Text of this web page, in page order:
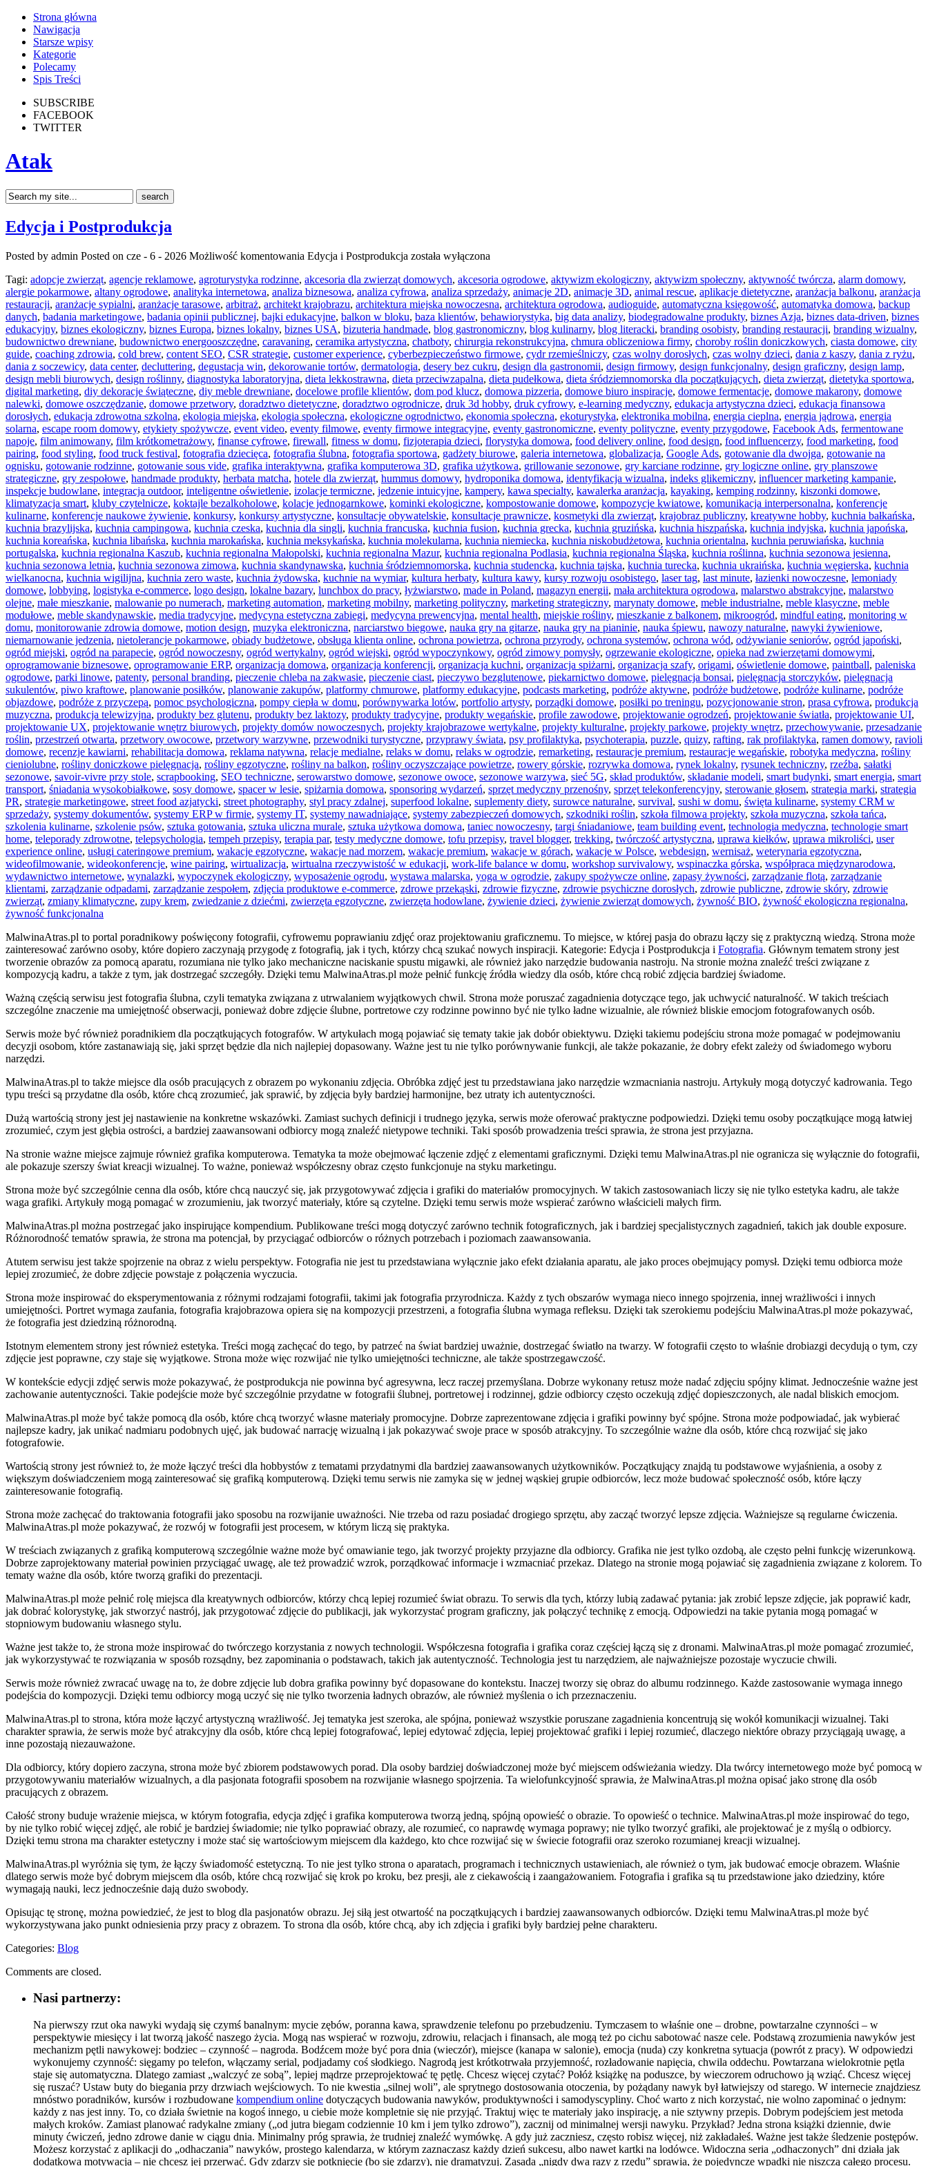
Strona główna
Nawigacja
Starsze wpisy
Kategorie
Polecamy
Spis Treści
SUBSCRIBE
FACEBOOK
TWITTER
Atak
Edycja i Postprodukcja
Posted by admin Posted on cze - 6 - 2026 Możliwość komentowania Edycja i Postprodukcja została wyłączona
Tagi: adopcje zwierząt, agencje reklamowe, agroturystyka rodzinne, akcesoria dla zwierząt domowych, akcesoria ogrodowe, aktywizm ekologiczny, aktywizm społeczny, aktywność twórcza, alarm domowy,
alergie pokarmowe, altany ogrodowe, analityka internetowa, analiza biznesowa, analiza cyfrowa, analiza sprzedaży, animacje 2D, animacje 3D, animal rescue, aplikacje dietetyczne, aranżacja balkonu, aranżacja
restauracji, aranżacje sypialni, aranżacje tarasowe, arbitraż, architekt krajobrazu, architektura miejska nowoczesna, architektura ogrodowa, audioguide, automatyczna księgowość, automatyka domowa, backup
danych, badania marketingowe, badania opinii publicznej, bajki edukacyjne, balkon w bloku, baza klientów, behawiorystyka, big data analizy, biodegradowalne produkty, biznes Azja, biznes data-driven, biznes
edukacyjny, biznes ekologiczny, biznes Europa, biznes lokalny, biznes USA, bizuteria handmade, blog gastronomiczny, blog kulinarny, blog literacki, branding osobisty, branding restauracji, branding wizualny,
budownictwo drewniane, budownictwo energooszczędne, caravaning, ceramika artystyczna, chatboty, chirurgia rekonstrukcyjna, chmura obliczeniowa firmy, choroby roślin doniczkowych, ciasta domowe, city
guide, coaching zdrowia, cold brew, content SEO, CSR strategie, customer experience, cyberbezpieczeństwo firmowe, cydr rzemieślniczy, czas wolny dorosłych, czas wolny dzieci, dania z kaszy, dania z ryżu,
dania z soczewicy, data center, decluttering, degustacja win, dekorowanie tortów, dermatologia, desery bez cukru, design dla gastronomii, design firmowy, design funkcjonalny, design graficzny, design lamp,
design mebli biurowych, design roślinny, diagnostyka laboratoryjna, dieta lekkostrawna, dieta przeciwzapalna, dieta pudełkowa, dieta śródziemnomorska dla początkujących, dieta zwierząt, dietetyka sportowa,
digital marketing, diy dekoracje świąteczne, diy meble drewniane, docelowe profile klientów, dom pod klucz, domowa pizzeria, domowe biuro inspiracje, domowe fermentacje, domowe makarony, domowe
nalewki, domowe oszczędzanie, domowe przetwory, doradztwo dietetyczne, doradztwo ogrodnicze, druk 3d hobby, druk cyfrowy, e-learning medyczny, edukacja artystyczna dzieci, edukacja finansowa
dorosłych, edukacja zdrowotna szkolna, ekologia miejska, ekologia społeczna, ekologiczne ogrodnictwo, ekonomia społeczna, ekoturystyka, elektronika mobilna, energia cieplna, energia jądrowa, energia
solarna, escape room domowy, etykiety spożywcze, event video, eventy filmowe, eventy firmowe integracyjne, eventy gastronomiczne, eventy polityczne, eventy przygodowe, Facebook Ads, fermentowane
napoje, film animowany, film krótkometrażowy, finanse cyfrowe, firewall, fitness w domu, fizjoterapia dzieci, florystyka domowa, food delivery online, food design, food influencerzy, food marketing, food
pairing, food styling, food truck festival, fotografia dziecięca, fotografia ślubna, fotografia sportowa, gadżety biurowe, galeria internetowa, globalizacja, Google Ads, gotowanie dla dwojga, gotowanie na
ognisku, gotowanie rodzinne, gotowanie sous vide, grafika interaktywna, grafika komputerowa 3D, grafika użytkowa, grillowanie sezonowe, gry karciane rodzinne, gry logiczne online, gry planszowe
strategiczne, gry zespołowe, handmade produkty, herbata matcha, hotele dla zwierząt, hummus domowy, hydroponika domowa, identyfikacja wizualna, indeks glikemiczny, influencer marketing kampanie,
inspekcje budowlane, integracja outdoor, inteligentne oświetlenie, izolacje termiczne, jedzenie intuicyjne, kampery, kawa specialty, kawalerka aranżacja, kayaking, kemping rodzinny, kiszonki domowe,
klimatyzacja smart, kluby czytelnicze, koktajle bezalkoholowe, kolacje jednogarnkowe, kominki ekologiczne, kompostowanie domowe, kompozycje kwiatowe, komunikacja interpersonalna, konferencje
kulinarne, konferencje naukowe żywienie, konkursy, konkursy artystyczne, konsultacje obywatelskie, konsultacje prawnicze, kosmetyki dla zwierząt, krajobraz publiczny, kreatywne hobby, kuchnia bałkańska,
kuchnia brazylijska, kuchnia campingowa, kuchnia czeska, kuchnia dla singli, kuchnia francuska, kuchnia fusion, kuchnia grecka, kuchnia gruzińska, kuchnia hiszpańska, kuchnia indyjska, kuchnia japońska,
kuchnia koreańska, kuchnia libańska, kuchnia marokańska, kuchnia meksykańska, kuchnia molekularna, kuchnia niemiecka, kuchnia niskobudżetowa, kuchnia orientalna, kuchnia peruwiańska, kuchnia
portugalska, kuchnia regionalna Kaszub, kuchnia regionalna Małopolski, kuchnia regionalna Mazur, kuchnia regionalna Podlasia, kuchnia regionalna Śląska, kuchnia roślinna, kuchnia sezonowa jesienna,
kuchnia sezonowa letnia, kuchnia sezonowa zimowa, kuchnia skandynawska, kuchnia śródziemnomorska, kuchnia studencka, kuchnia tajska, kuchnia turecka, kuchnia ukraińska, kuchnia węgierska, kuchnia
wielkanocna, kuchnia wigilijna, kuchnia zero waste, kuchnia żydowska, kuchnie na wymiar, kultura herbaty, kultura kawy, kursy rozwoju osobistego, laser tag, last minute, łazienki nowoczesne, lemoniady
domowe, lobbying, logistyka e-commerce, logo design, lokalne bazary, lunchbox do pracy, łyżwiarstwo, made in Poland, magazyn energii, mała architektura ogrodowa, malarstwo abstrakcyjne, malarstwo
olejne, małe mieszkanie, malowanie po numerach, marketing automation, marketing mobilny, marketing polityczny, marketing strategiczny, marynaty domowe, meble industrialne, meble klasyczne, meble
modułowe, meble skandynawskie, media tradycyjne, medycyna estetyczna zabiegi, medycyna prewencyjna, mental health, miejskie rośliny, mieszkanie z balkonem, mikroogród, mindful eating, monitoring w
domu, monitorowanie zdrowia domowe, motion design, muzyka elektroniczna, narciarstwo biegowe, nauka gry na gitarze, nauka gry na pianinie, nauka śpiewu, nawozy naturalne, nawyki żywieniowe,
niemarnowanie jedzenia, nietolerancje pokarmowe, obiady budżetowe, obsługa klienta online, ochrona powietrza, ochrona przyrody, ochrona systemów, ochrona wód, odżywianie seniorów, ogród japoński,
ogród miejski, ogród na parapecie, ogród nowoczesny, ogród wertykalny, ogród wiejski, ogród wypoczynkowy, ogród zimowy pomysły, ogrzewanie ekologiczne, opieka nad zwierzętami domowymi,
oprogramowanie biznesowe, oprogramowanie ERP, organizacja domowa, organizacja konferencji, organizacja kuchni, organizacja spiżarni, organizacja szafy, origami, oświetlenie domowe, paintball, paleniska
ogrodowe, parki linowe, patenty, personal branding, pieczenie chleba na zakwasie, pieczenie ciast, pieczywo bezglutenowe, piekarnictwo domowe, pielęgnacja bonsai, pielęgnacja storczyków, pielęgnacja
sukulentów, piwo kraftowe, planowanie posiłków, planowanie zakupów, platformy chmurowe, platformy edukacyjne, podcasts marketing, podróże aktywne, podróże budżetowe, podróże kulinarne, podróże
objazdowe, podróże z przyczepą, pomoc psychologiczna, pompy ciepła w domu, porównywarka lotów, portfolio artysty, porządki domowe, posiłki po treningu, pozycjonowanie stron, prasa cyfrowa, produkcja
muzyczna, produkcja telewizyjna, produkty bez glutenu, produkty bez laktozy, produkty tradycyjne, produkty wegańskie, profile zawodowe, projektowanie ogrodzeń, projektowanie światła, projektowanie UI,
projektowanie UX, projektowanie wnętrz biurowych, projekty domów nowoczesnych, projekty krajobrazowe wertykalne, projekty kulturalne, projekty parkowe, projekty wnętrz, przechowywanie, przesadzanie
roślin, przestrzeń otwarta, przetwory owocowe, przetwory warzywne, przewodniki turystyczne, przyprawy świata, psy profilaktyka, psychoterapia, puzzle, quizy, rafting, rak profilaktyka, ramen domowy, ravioli
domowe, recenzje kawiarni, rehabilitacja domowa, reklama natywna, relacje medialne, relaks w domu, relaks w ogrodzie, remarketing, restauracje premium, restauracje wegańskie, robotyka medyczna, rośliny
cieniolubne, rośliny doniczkowe pielęgnacja, rośliny egzotyczne, rośliny na balkon, rośliny oczyszczające powietrze, rowery górskie, rozrywka domowa, rynek lokalny, rysunek techniczny, rzeźba, sałatki
sezonowe, savoir-vivre przy stole, scrapbooking, SEO techniczne, serowarstwo domowe, sezonowe owoce, sezonowe warzywa, sieć 5G, skład produktów, składanie modeli, smart budynki, smart energia, smart
transport, śniadania wysokobiałkowe, sosy domowe, spacer w lesie, spiżarnia domowa, sponsoring wydarzeń, sprzęt medyczny przenośny, sprzęt telekonferencyjny, sterowanie głosem, strategia marki, strategia
PR, strategie marketingowe, street food azjatycki, street photography, styl pracy zdalnej, superfood lokalne, suplementy diety, surowce naturalne, survival, sushi w domu, święta kulinarne, systemy CRM w
sprzedaży, systemy dokumentów, systemy ERP w firmie, systemy IT, systemy nawadniające, systemy zabezpieczeń domowych, szkodniki roślin, szkoła filmowa projekty, szkoła muzyczna, szkoła tańca,
szkolenia kulinarne, szkolenie psów, sztuka gotowania, sztuka uliczna murale, sztuka użytkowa domowa, taniec nowoczesny, targi śniadaniowe, team building event, technologia medyczna, technologie smart
home, teleporady zdrowotne, telepsychologia, tempeh przepisy, terapia par, testy medyczne domowe, tofu przepisy, travel blogger, trekking, twórczość artystyczna, uprawa kiełków, uprawa mikroliści, user
experience online, usługi cateringowe premium, wakacje egzotyczne, wakacje nad morzem, wakacje premium, wakacje w górach, wakacje w Polsce, webdesign, wernisaż, weterynaria egzotyczna,
wideofilmowanie, wideokonferencje, wine pairing, wirtualizacja, wirtualna rzeczywistość w edukacji, work-life balance w domu, workshop survivalowy, wspinaczka górska, współpraca międzynarodowa,
wydawnictwo internetowe, wynalazki, wypoczynek ekologiczny, wyposażenie ogrodu, wystawa malarska, yoga w ogrodzie, zakupy spożywcze online, zapasy żywności, zarządzanie flotą, zarządzanie
klientami, zarządzanie odpadami, zarządzanie zespołem, zdjęcia produktowe e-commerce, zdrowe przekąski, zdrowie fizyczne, zdrowie psychiczne dorosłych, zdrowie publiczne, zdrowie skóry, zdrowie
zwierząt, zmiany klimatyczne, zupy krem, zwiedzanie z dziećmi, zwierzęta egzotyczne, zwierzęta hodowlane, żywienie dzieci, żywienie zwierząt domowych, żywność BIO, żywność ekologiczna regionalna,
żywność funkcjonalna
MalwinaAtras.pl to portal poradnikowy poświęcony fotografii, cyfrowemu poprawianiu zdjęć oraz projektowaniu graficznemu. To miejsce, w której pasja do obrazu łączy się z praktyczną wiedzą. Strona może
zainteresować zarówno osoby, które dopiero zaczynają przygodę z fotografią, jak i tych, którzy chcą szukać nowych inspiracji. Kategorie: Edycja i Postprodukcja i Fotografia. Głównym tematem strony jest
tworzenie obrazów za pomocą aparatu, rozumiana nie tylko jako mechaniczne naciskanie spustu migawki, ale również jako narzędzie budowania nastroju. Na stronie można znaleźć treści związane z
kompozycją kadru, a także z tym, jak dostrzegać szczegóły. Dzięki temu MalwinaAtras.pl może pełnić funkcję źródła wiedzy dla osób, które chcą robić zdjęcia bardziej świadome.
Ważną częścią serwisu jest fotografia ślubna, czyli tematyka związana z utrwalaniem wyjątkowych chwil. Strona może poruszać zagadnienia dotyczące tego, jak uchwycić naturalność. W takich treściach
szczególne znaczenie ma umiejętność obserwacji, ponieważ dobre zdjęcie ślubne, portretowe czy rodzinne powinno być nie tylko ładne wizualnie, ale również bliskie emocjom fotografowanych osób.
Serwis może być również poradnikiem dla początkujących fotografów. W artykułach mogą pojawiać się tematy takie jak dobór obiektywu. Dzięki takiemu podejściu strona może pomagać w podejmowaniu
decyzji osobom, które zastanawiają się, jaki sprzęt będzie dla nich najlepiej dopasowany. Ważne jest tu nie tylko porównywanie funkcji, ale także pokazanie, że dobry efekt zależy od świadomego wyboru
narzędzi.
MalwinaAtras.pl to także miejsce dla osób pracujących z obrazem po wykonaniu zdjęcia. Obróbka zdjęć jest tu przedstawiana jako narzędzie wzmacniania nastroju. Artykuły mogą dotyczyć kadrowania. Tego
typu treści są przydatne dla osób, które chcą zrozumieć, jak sprawić, by zdjęcia były bardziej harmonijne, bez utraty ich autentyczności.
Dużą wartością strony jest jej nastawienie na konkretne wskazówki. Zamiast suchych definicji i trudnego języka, serwis może oferować praktyczne podpowiedzi. Dzięki temu osoby początkujące mogą łatwiej
zrozumieć, czym jest głębia ostrości, a bardziej zaawansowani odbiorcy mogą znaleźć nietypowe techniki. Taki sposób prowadzenia treści sprawia, że strona jest przyjazna.
Na stronie ważne miejsce zajmuje również grafika komputerowa. Tematyka ta może obejmować łączenie zdjęć z elementami graficznymi. Dzięki temu MalwinaAtras.pl nie ogranicza się wyłącznie do fotografii,
ale pokazuje szerszy świat kreacji wizualnej. To ważne, ponieważ współczesny obraz często funkcjonuje na styku marketingu.
Strona może być szczególnie cenna dla osób, które chcą nauczyć się, jak przygotowywać zdjęcia i grafiki do materiałów promocyjnych. W takich zastosowaniach liczy się nie tylko estetyka kadru, ale także
waga grafiki. Artykuły mogą pomagać w zrozumieniu, jak tworzyć materiały, które są czytelne. Dzięki temu serwis może wspierać zarówno właścicieli małych firm.
MalwinaAtras.pl można postrzegać jako inspirujące kompendium. Publikowane treści mogą dotyczyć zarówno technik fotograficznych, jak i bardziej specjalistycznych zagadnień, takich jak double exposure.
Różnorodność tematów sprawia, że strona ma potencjał, by przyciągać odbiorców o różnych potrzebach i poziomach zaawansowania.
Atutem serwisu jest także spojrzenie na obraz z wielu perspektyw. Fotografia nie jest tu przedstawiana wyłącznie jako efekt działania aparatu, ale jako proces obejmujący pomysł. Dzięki temu odbiorca może
lepiej zrozumieć, że dobre zdjęcie powstaje z połączenia wyczucia.
Strona może inspirować do eksperymentowania z różnymi rodzajami fotografii, takimi jak fotografia przyrodnicza. Każdy z tych obszarów wymaga nieco innego spojrzenia, innej wrażliwości i innych
umiejętności. Portret wymaga zaufania, fotografia krajobrazowa opiera się na kompozycji przestrzeni, a fotografia ślubna wymaga refleksu. Dzięki tak szerokiemu podejściu MalwinaAtras.pl może pokazywać,
że fotografia jest dziedziną różnorodną.
Istotnym elementem strony jest również estetyka. Treści mogą zachęcać do tego, by patrzeć na świat bardziej uważnie, dostrzegać światło na twarzy. W fotografii często to właśnie drobiazgi decydują o tym, czy
zdjęcie jest poprawne, czy staje się wyjątkowe. Strona może więc rozwijać nie tylko umiejętności techniczne, ale także spostrzegawczość.
W kontekście edycji zdjęć serwis może pokazywać, że postprodukcja nie powinna być agresywna, lecz raczej przemyślana. Dobrze wykonany retusz może nadać zdjęciu spójny klimat. Jednocześnie ważne jest
zachowanie autentyczności. Takie podejście może być szczególnie przydatne w fotografii ślubnej, portretowej i rodzinnej, gdzie odbiorcy często oczekują zdjęć dopieszczonych, ale nadal bliskich emocjom.
MalwinaAtras.pl może być także pomocą dla osób, które chcą tworzyć własne materiały promocyjne. Dobrze zaprezentowane zdjęcia i grafiki powinny być spójne. Strona może podpowiadać, jak wybierać
najlepsze kadry, jak unikać nadmiaru podobnych ujęć, jak budować narrację wizualną i jak pokazywać swoje prace w sposób atrakcyjny. To szczególnie ważne dla osób, które chcą rozwijać się jako
fotografowie.
Wartością strony jest również to, że może łączyć treści dla hobbystów z tematami przydatnymi dla bardziej zaawansowanych użytkowników. Początkujący znajdą tu podstawowe wyjaśnienia, a osoby z
większym doświadczeniem mogą zainteresować się grafiką komputerową. Dzięki temu serwis nie zamyka się w jednej wąskiej grupie odbiorców, lecz może budować społeczność osób, które łączy
zainteresowanie fotografią.
Strona może zachęcać do traktowania fotografii jako sposobu na rozwijanie uważności. Nie trzeba od razu posiadać drogiego sprzętu, aby zacząć tworzyć lepsze zdjęcia. Ważniejsze są regularne ćwiczenia.
MalwinaAtras.pl może pokazywać, że rozwój w fotografii jest procesem, w którym liczą się praktyka.
W treściach związanych z grafiką komputerową szczególnie ważne może być omawianie tego, jak tworzyć projekty przyjazne dla odbiorcy. Grafika nie jest tylko ozdobą, ale często pełni funkcję wizerunkową.
Dobrze zaprojektowany materiał powinien przyciągać uwagę, ale też prowadzić wzrok, porządkować informacje i wzmacniać przekaz. Dlatego na stronie mogą pojawiać się zagadnienia związane z kolorem. To
tematy ważne dla osób, które tworzą grafiki do prezentacji.
MalwinaAtras.pl może pełnić rolę miejsca dla kreatywnych odbiorców, którzy chcą lepiej rozumieć świat obrazu. To serwis dla tych, którzy lubią zadawać pytania: jak zrobić lepsze zdjęcie, jak poprawić kadr,
jak dobrać kolorystykę, jak stworzyć nastrój, jak przygotować zdjęcie do publikacji, jak wykorzystać program graficzny, jak połączyć technikę z emocją. Odpowiedzi na takie pytania mogą pomagać w
stopniowym budowaniu własnego stylu.
Ważne jest także to, że strona może inspirować do twórczego korzystania z nowych technologii. Współczesna fotografia i grafika coraz częściej łączą się z dronami. MalwinaAtras.pl może pomagać zrozumieć,
jak wykorzystywać te rozwiązania w sposób rozsądny, bez zapominania o podstawach, takich jak autentyczność. Technologia jest tu narzędziem, ale najważniejsze pozostaje wyczucie chwili.
Serwis może również zwracać uwagę na to, że dobre zdjęcie lub dobra grafika powinny być dopasowane do kontekstu. Inaczej tworzy się obraz do albumu rodzinnego. Każde zastosowanie wymaga innego
podejścia do kompozycji. Dzięki temu odbiorcy mogą uczyć się nie tylko tworzenia ładnych obrazów, ale również myślenia o ich przeznaczeniu.
MalwinaAtras.pl to strona, która może łączyć artystyczną wrażliwość. Jej tematyka jest szeroka, ale spójna, ponieważ wszystkie poruszane zagadnienia koncentrują się wokół komunikacji wizualnej. Taki
charakter sprawia, że serwis może być atrakcyjny dla osób, które chcą lepiej fotografować, lepiej edytować zdjęcia, lepiej projektować grafiki i lepiej rozumieć, dlaczego niektóre obrazy przyciągają uwagę, a
inne pozostają niezauważone.
Dla odbiorcy, który dopiero zaczyna, strona może być zbiorem podstawowych porad. Dla osoby bardziej doświadczonej może być miejscem odświeżania wiedzy. Dla twórcy internetowego może być pomocą w
przygotowywaniu materiałów wizualnych, a dla pasjonata fotografii sposobem na rozwijanie własnego spojrzenia. Ta wielofunkcyjność sprawia, że MalwinaAtras.pl można opisać jako stronę dla osób
pracujących z obrazem.
Całość strony buduje wrażenie miejsca, w którym fotografia, edycja zdjęć i grafika komputerowa tworzą jedną, spójną opowieść o obrazie. To opowieść o technice. MalwinaAtras.pl może inspirować do tego,
by nie tylko robić więcej zdjęć, ale robić je bardziej świadomie; nie tylko poprawiać obrazy, ale rozumieć, co naprawdę wymaga poprawy; nie tylko tworzyć grafiki, ale projektować je z myślą o odbiorcy.
Dzięki temu strona ma charakter estetyczny i może stać się wartościowym miejscem dla każdego, kto chce rozwijać się w świecie fotografii oraz szeroko rozumianej kreacji wizualnej.
MalwinaAtras.pl wyróżnia się tym, że łączy świadomość estetyczną. To nie jest tylko strona o aparatach, programach i technicznych ustawieniach, ale również o tym, jak budować emocje obrazem. Właśnie
dlatego serwis może być dobrym miejscem dla osób, które chcą rozwijać się krok po kroku, bez presji, ale z ciekawością i zaangażowaniem. Fotografia i grafika są tu przedstawione jako dziedziny, które
wymagają nauki, lecz jednocześnie dają dużo swobody.
Opisując tę stronę, można powiedzieć, że jest to blog dla pasjonatów obrazu. Jej siłą jest otwartość na początkujących i bardziej zaawansowanych odbiorców. Dzięki temu MalwinaAtras.pl może być
wykorzystywana jako punkt odniesienia przy pracy z obrazem. To strona dla osób, które chcą, aby ich zdjęcia i grafiki były bardziej pełne charakteru.
Categories: Blog
Comments are closed.
Nasi partnerzy:
Na pierwszy rzut oka nawyki wydają się czymś banalnym: mycie zębów, poranna kawa, sprawdzenie telefonu po przebudzeniu. Tymczasem to właśnie one – drobne, powtarzalne czynności – w
perspektywie miesięcy i lat tworzą jakość naszego życia. Mogą nas wspierać w rozwoju, zdrowiu, relacjach i finansach, ale mogą też po cichu sabotować nasze cele. Podstawą zrozumienia nawyków jest
mechanizm pętli nawykowej: bodziec – czynność – nagroda. Bodźcem może być pora dnia (wieczór), miejsce (kanapa w salonie), emocja (nuda) czy konkretna sytuacja (powrót z pracy). W odpowiedzi
wykonujemy czynność: sięgamy po telefon, włączamy serial, podjadamy coś słodkiego. Nagrodą jest krótkotrwała przyjemność, rozładowanie napięcia, chwila oddechu. Powtarzana wielokrotnie pętla
staje się automatyczna. Dlatego zamiast „walczyć ze sobą”, lepiej mądrze przeprojektować tę pętlę. Chcesz więcej czytać? Połóż książkę na poduszce, by wieczorem odruchowo ją wziąć. Chcesz więcej
się ruszać? Ustaw buty do biegania przy drzwiach wejściowych. To nie kwestia „silnej woli”, ale sprytnego dostosowania otoczenia, by pożądany nawyk był łatwiejszy od starego. W internecie znajdziesz
mnóstwo poradników, kursów i rozbudowane kompendium online dotyczących budowania nawyków, produktywności i samodyscypliny. Choć warto z nich korzystać, nie wolno zapominać o jednym:
każdy z nas jest inny. To, co działa świetnie na kogoś innego, u ciebie może kompletnie się nie przyjąć. Traktuj więc te materiały jako inspirację, a nie sztywny przepis. Dobrym podejściem jest metoda
małych kroków. Zamiast planować radykalne zmiany („od jutra biegam codziennie 10 km i jem tylko zdrowo”), zacznij od minimalnej wersji nawyku. Przykład? Jedna strona książki dziennie, dwie
minuty ćwiczeń, jedno zdrowe danie w ciągu dnia. Minimalny próg sprawia, że trudniej znaleźć wymówkę. A gdy już zaczniesz, często robisz więcej, niż zakładałeś. Ważne jest także śledzenie postępów.
Możesz korzystać z aplikacji do „odhaczania” nawyków, prostego kalendarza, w którym zaznaczasz każdy dzień sukcesu, albo nawet kartki na lodówce. Widoczna seria „odhaczonych” dni działa jak
dodatkowa motywacja – nie chcesz jej przerwać. Gdy zdarzy się potknięcie (bo się zdarzy), nie dramatyzuj. Zasada „nigdy dwa razy z rzędu” sprawia, że pojedyncze wpadki nie niszczą całego procesu.